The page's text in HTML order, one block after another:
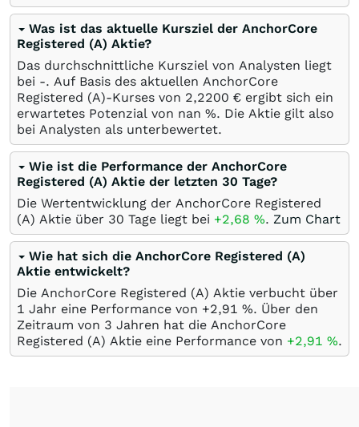
Was ist das aktuelle Kursziel der AnchorCore
Registered (A) Aktie?
Das durchschnittliche Kursziel von Analysten liegt
bei -. Auf Basis des aktuellen AnchorCore
Registered (A)-Kurses von 2,2200 € ergibt sich ein
erwartetes Potenzial von nan %. Die Aktie gilt also
bei Analysten als unterbewertet.
Wie ist die Performance der AnchorCore
Registered (A) Aktie der letzten 30 Tage?
Die Wertentwicklung der AnchorCore Registered
(A) Aktie über 30 Tage liegt bei +2,68 %. Zum Chart
Wie hat sich die AnchorCore Registered (A)
Aktie entwickelt?
Die AnchorCore Registered (A) Aktie verbucht über
1 Jahr eine Performance von +2,91 %. Über den
Zeitraum von 3 Jahren hat die AnchorCore
Registered (A) Aktie eine Performance von +2,91 %.